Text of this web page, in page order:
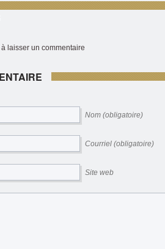
laisser un commentaire
Nom (obligatoire)
Courriel (obligatoire)
Site web